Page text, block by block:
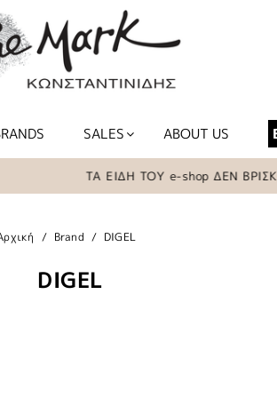
SALES ABOUT US
ΤΑ ΕΙΔΗ ΤΟΥ e-shop ΔΕΝ
Brand DIGEL
DIGEL